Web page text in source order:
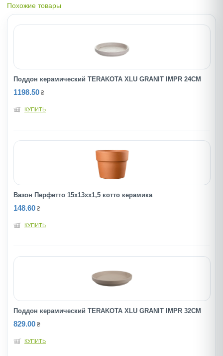
Похожие товары
Поддон керамический TERAKOTA XLU GRANIT IMPR 24CM
1198.50 ₴
КУПИТЬ
Вазон Перфетто 15х13хх1,5 котто керамика
148.60 ₴
КУПИТЬ
Поддон керамический TERAKOTA XLU GRANIT IMPR 32CM
829.00 ₴
КУПИТЬ